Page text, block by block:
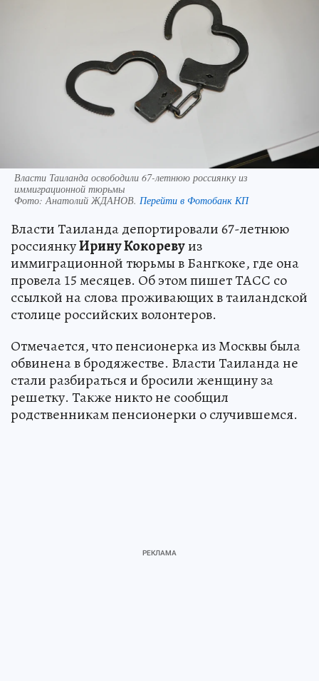
Власти Таиланда освободили 67-летнюю россиянку из
иммиграционной тюрьмы
Фото:Анатолий ЖДАНОВ. Перейти в Фотобанк КП
Власти Таиланда депортировали 67-летнюю
россиянкуИрину Кокоревуиз
иммиграционной тюрьмы в Бангкоке, где она
провела 15 месяцев. Об этом пишет ТАСС со
ссылкой на слова проживающих в таиландской
столице российских волонтеров.
Отмечается, что пенсионерка из Москвы была
обвинена в бродяжестве. Власти Таиланда не
стали разбираться и бросили женщину за
решетку. Также никто не сообщил
родственникам пенсионерки о случившемся.